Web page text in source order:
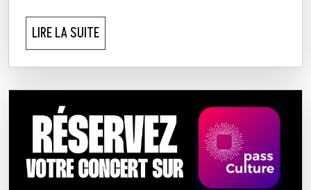
LIRE LA SUITE